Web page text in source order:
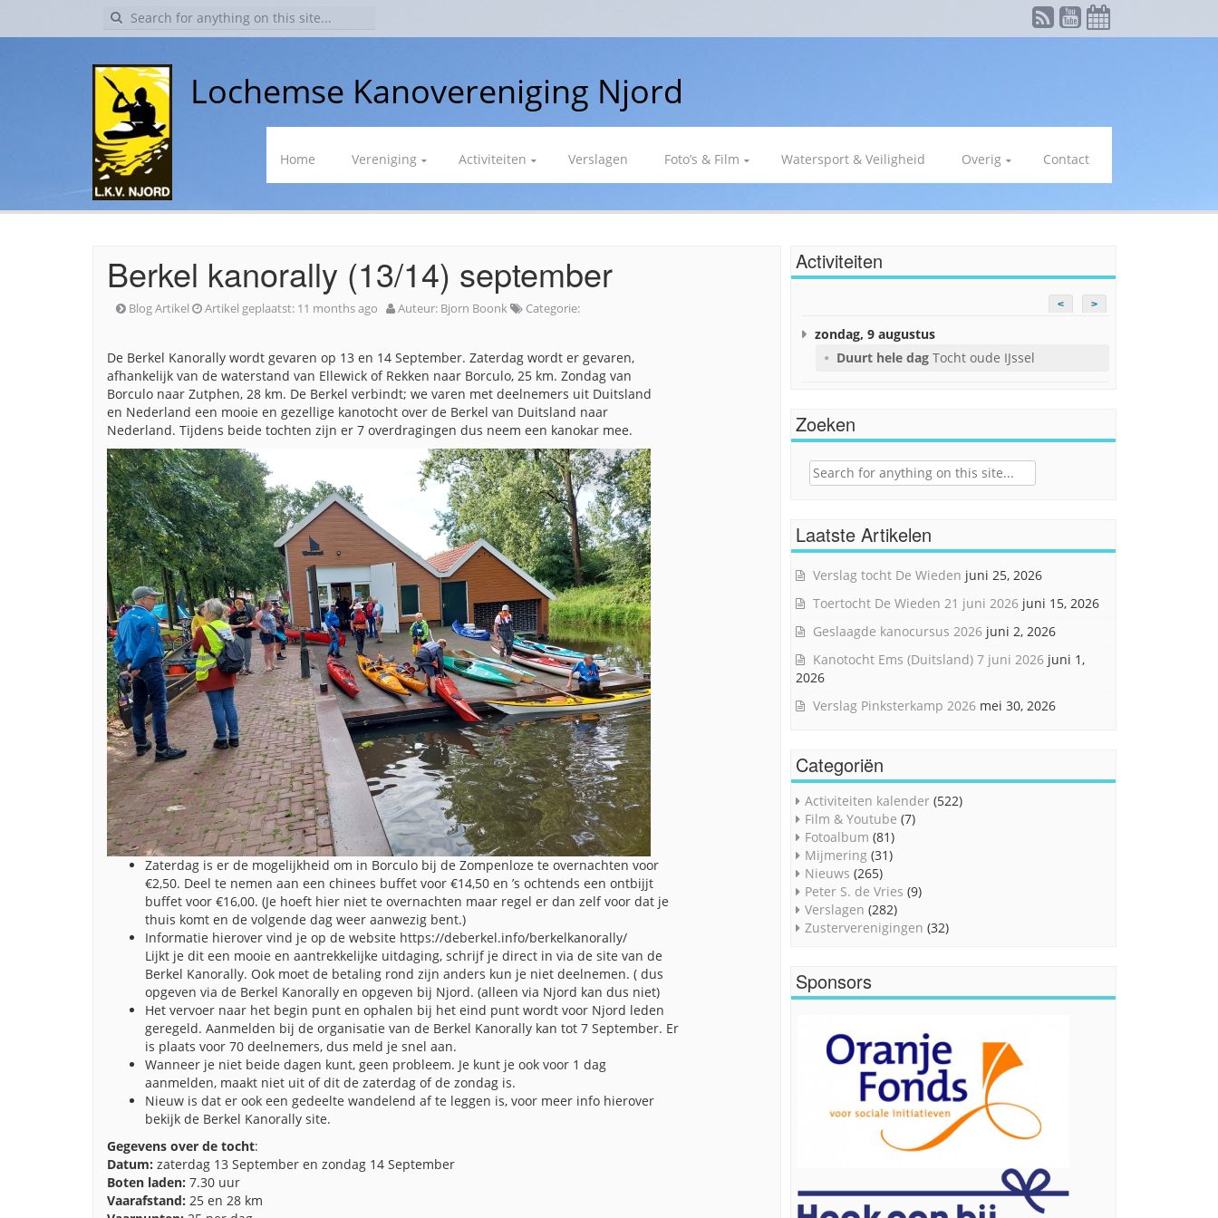
Search
Lochemse Kanovereniging Njord
Skip
Home Vereniging Activiteiten Verslagen Foto’s & Film Watersport & Veiligheid Overig Contact
Berkel kanorally (13/14) september
Blog Artikel Artikel geplaatst: 11 months ago Auteur: Bjorn Boonk Categorie:
De Berkel Kanorally wordt gevaren op 13 en 14 September. Zaterdag wordt er gevaren,
afhankelijk van de waterstand van Ellewick of Rekken naar Borculo, 25 km. Zondag van
Borculo naar Zutphen, 28 km. De Berkel verbindt; we varen met deelnemers uit Duitsland
en Nederland een mooie en gezellige kanotocht over de Berkel van Duitsland naar
Nederland. Tijdens beide tochten zijn er 7 overdragingen dus neem een kanokar mee.
Zaterdag is er de mogelijkheid om in Borculo bij de Zompenloze te overnachten voor
€2,50. Deel te nemen aan een chinees buffet voor €14,50 en ’s ochtends een ontbijjt
buffet voor €16,00. (Je hoeft hier niet te overnachten maar regel er dan zelf voor dat je
thuis komt en de volgende dag weer aanwezig bent.)
Informatie hierover vind je op de website https://deberkel.info/berkelkanorally/
Lijkt je dit een mooie en aantrekkelijke uitdaging, schrijf je direct in via de site van de
Berkel Kanorally. Ook moet de betaling rond zijn anders kun je niet deelnemen. ( dus
opgeven via de Berkel Kanorally en opgeven bij Njord. (alleen via Njord kan dus niet)
Het vervoer naar het begin punt en ophalen bij het eind punt wordt voor Njord leden
geregeld. Aanmelden bij de organisatie van de Berkel Kanorally kan tot 7 September. Er
is plaats voor 70 deelnemers, dus meld je snel aan.
Wanneer je niet beide dagen kunt, geen probleem. Je kunt je ook voor 1 dag
aanmelden, maakt niet uit of dit de zaterdag of de zondag is.
Nieuw is dat er ook een gedeelte wandelend af te leggen is, voor meer info hierover
bekijk de Berkel Kanorally site.
Gegevens over de tocht:
Datum: zaterdag 13 September en zondag 14 September
Boten laden: 7.30 uur
Vaarafstand: 25 en 28 km
Activiteiten
< >
zondag, 9 augustus
Duurt hele dag Tocht oude IJssel
Zoeken
Search
Laatste Artikelen
Verslag tocht De Wieden juni 25, 2026
Toertocht De Wieden 21 juni 2026 juni 15, 2026
Geslaagde kanocursus 2026 juni 2, 2026
Kanotocht Ems (Duitsland) 7 juni 2026 juni 1,
2026
Verslag Pinksterkamp 2026 mei 30, 2026
Categoriën
Activiteiten kalender (522)
Film & Youtube (7)
Fotoalbum (81)
Mijmering (31)
Nieuws (265)
Peter S. de Vries (9)
Verslagen (282)
Zusterverenigingen (32)
Sponsors